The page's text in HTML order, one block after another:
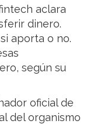
aclara
dinero.
aporta o no.
según su
oficial de
del organismo